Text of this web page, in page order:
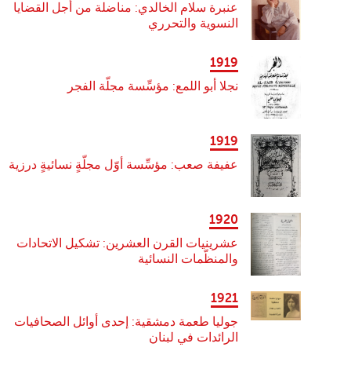
عنبرة سلام الخالدي: مناضلة من أجل القضايا
النسوية والتحرري
1919
نجلا أبو اللمع: مؤسِّسة مجلّة الفجر
1919
عفيفة صعب: مؤسِّسة أوّل مجلّةٍ نسائيةٍ درزية
1920
عشرينيات القرن العشرين: تشكيل الاتحادات
والمنظّمات النسائية
1921
جوليا طعمة دمشقية: إحدى أوائل الصحافيات
الرائدات في لبنان